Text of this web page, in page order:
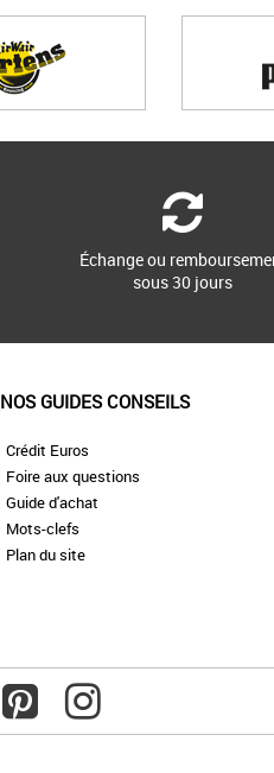
Échange ou
sous 30 jours
NOS GUIDES CONSEILS
Crédit Euros
Foire aux questions
Guide d'achat
Mots-clefs
Plan du site